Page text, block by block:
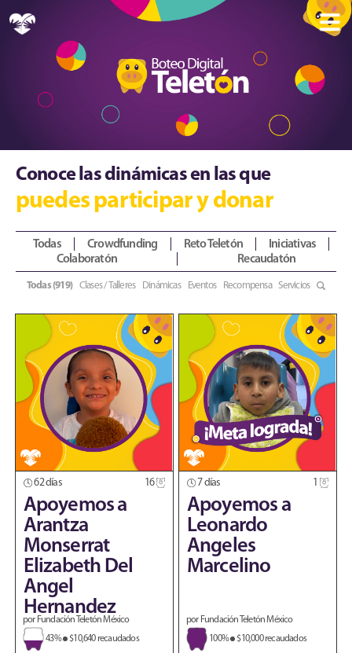
Conoce las dinámicas en las que
puedes participar y donar
Todas Crowdfunding Reto Teletón
Iniciativas
Colaboratón
Recaudatón
Todas (919) Clases / Talleres Dinámicas Eventos Recompensa Servicios
62 días 16
Apoyemos a
Arantza
Monserrat
Elizabeth Del
Angel
Hernandez
por Fundación Teletón México
43%
$10,640 recaudados
7 días 1
Apoyemos a
Leonardo
Angeles
Marcelino
por Fundación Teletón México
100%
$10,000 recaudados